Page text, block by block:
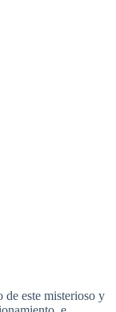
de este misterioso y